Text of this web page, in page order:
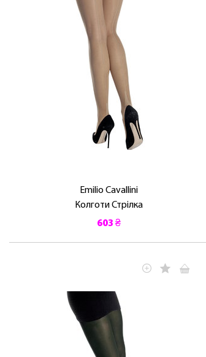
Emilio Cavallini
Колготи Стрілка
603 ₴